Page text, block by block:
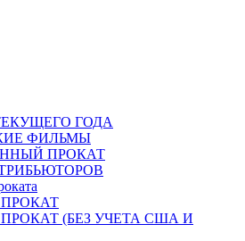
ГОДА
ФИЛЬМЫ
ПРОКАТ
(БЕЗ УЧЕТА США И